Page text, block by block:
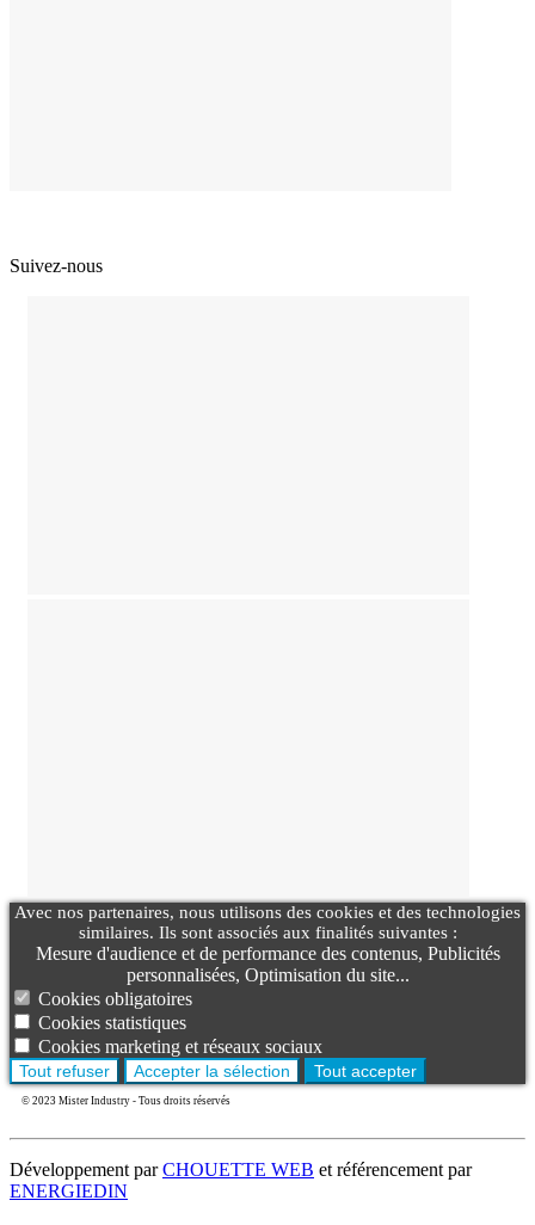
Suivez-nous
Avec nos partenaires, nous utilisons des cookies et des technologies
similaires. Ils sont associés aux finalités suivantes :
Mesure d'audience et de performance des contenus, Publicités
personnalisées, Optimisation du site...
Cookies obligatoires
Cookies statistiques
Cookies marketing et réseaux sociaux
Tout refuser Accepter la sélection Tout accepter
© 2023 Mister Industry - Tous droits réservés
Développement parCHOUETTE WEB et référencement par
ENERGIEDIN